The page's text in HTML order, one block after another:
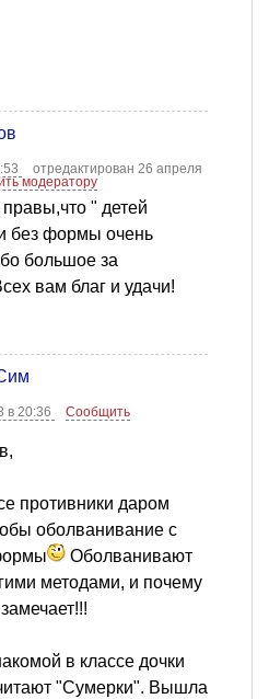
отредактирован 26 апреля
модератору
" детей
без формы очень
большое за
вам благ и удачи!
в 20:36
Сообщить
противники даром
оболванивание с
Оболванивают
методами, и почему
в классе дочки
"Сумерки". Вышла